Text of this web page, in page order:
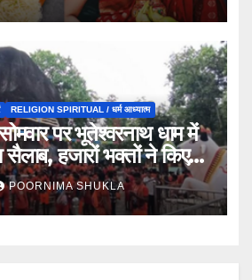
RELIGION SPIRITUAL / धर्म आध्यात्म
पर भूतेश्वरनाथ धाम में
सैलाब, हजारों भक्तों ने किए
POORNIMA SHUKLA